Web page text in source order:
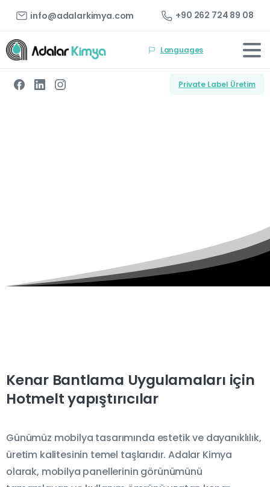
info@adalarkimya.com +90 262 724 89 08
Languages
Private Label Üretim
Kenar Bantlama Uygulamaları için
Hotmeltyapıştırıcılar
Günümüz mobilya tasarımında estetik ve dayanıklılık,
üretim kalitesinin temel taşlarıdır. Adalar Kimya
olarak, mobilya panellerinin görünümünü